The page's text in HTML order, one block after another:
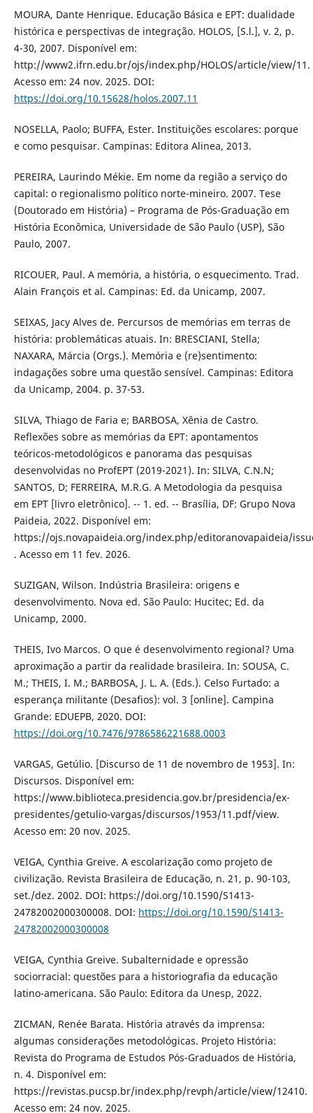
MOURA, Dante Henrique. Educação Básica e EPT: dualidade
histórica e perspectivas de integração. HOLOS, [S.l.], v. 2, p.
4-30, 2007. Disponível em:
http://www2.ifrn.edu.br/ojs/index.php/HOLOS/article/view/11.
Acesso em: 24 nov. 2025. DOI:
https://doi.org/10.15628/holos.2007.11
NOSELLA, Paolo; BUFFA, Ester. Instituições escolares: porque
e como pesquisar. Campinas: Editora Alinea, 2013.
PEREIRA, Laurindo Mékie. Em nome da região a serviço do
capital: o regionalismo político norte-mineiro. 2007. Tese
(Doutorado em História) – Programa de Pós-Graduação em
História Econômica, Universidade de São Paulo (USP), São
Paulo, 2007.
RICOUER, Paul. A memória, a história, o esquecimento. Trad.
Alain François et al. Campinas: Ed. da Unicamp, 2007.
SEIXAS, Jacy Alves de. Percursos de memórias em terras de
história: problemáticas atuais. In: BRESCIANI, Stella;
NAXARA, Márcia (Orgs.). Memória e (re)sentimento:
indagações sobre uma questão sensível. Campinas: Editora
da Unicamp, 2004. p. 37-53.
SILVA, Thiago de Faria e; BARBOSA, Xênia de Castro.
Reflexões sobre as memórias da EPT: apontamentos
teóricos-metodológicos e panorama das pesquisas
desenvolvidas no ProfEPT (2019-2021). In: SILVA, C.N.N;
SANTOS, D; FERREIRA, M.R.G. A Metodologia da pesquisa
em EPT [livro eletrônico]. -- 1. ed. -- Brasília, DF: Grupo Nova
Paideia, 2022. Disponível em:
https://ojs.novapaideia.org/index.php/editoranovapaideia/
. Acesso em 11 fev. 2026.
SUZIGAN, Wilson. Indústria Brasileira: origens e
desenvolvimento. Nova ed. São Paulo: Hucitec; Ed. da
Unicamp, 2000.
THEIS, Ivo Marcos. O que é desenvolvimento regional? Uma
aproximação a partir da realidade brasileira. In: SOUSA, C.
M.; THEIS, I. M.; BARBOSA, J. L. A. (Eds.). Celso Furtado: a
esperança militante (Desafios): vol. 3 [online]. Campina
Grande: EDUEPB, 2020. DOI:
https://doi.org/10.7476/9786586221688.0003
VARGAS, Getúlio. [Discurso de 11 de novembro de 1953]. In:
Discursos. Disponível em:
https://www.biblioteca.presidencia.gov.br/presidencia/ex-
presidentes/getulio-vargas/discursos/1953/11.pdf/view.
Acesso em: 20 nov. 2025.
VEIGA, Cynthia Greive. A escolarização como projeto de
civilização. Revista Brasileira de Educação, n. 21, p. 90-103,
set./dez. 2002. DOI: https://doi.org/10.1590/S1413-
24782002000300008. DOI: https://doi.org/10.1590/S1413-
24782002000300008
VEIGA, Cynthia Greive. Subalternidade e opressão
sociorracial: questões para a historiografia da educação
latino-americana. São Paulo: Editora da Unesp, 2022.
ZICMAN, Renée Barata. História através da imprensa:
algumas considerações metodológicas. Projeto História:
Revista do Programa de Estudos Pós-Graduados de História,
n. 4. Disponível em:
https://revistas.pucsp.br/index.php/revph/article/view/12410.
Acesso em: 24 nov. 2025.